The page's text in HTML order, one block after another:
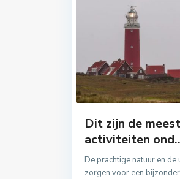
Dit zijn de
activiteiten
De prachtige natuur en de
zorgen voor een